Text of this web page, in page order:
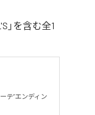
」を含む全1
テ”エンディン